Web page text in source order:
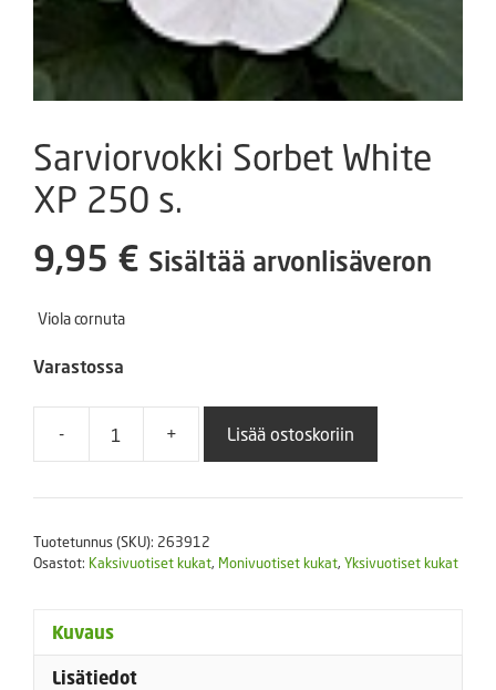
Sarviorvokki Sorbet White
XP 250 s.
9,95 € Sisältää arvonlisäveron
Viola cornuta
Varastossa
-
Sarviorvokki
White
250
+ Lisää ostoskoriin
Tuotetunnus (SKU): 263912
Osastot: Kaksivuotiset kukat, Monivuotiset kukat, Yksivuotiset kukat
Kuvaus
Lisätiedot